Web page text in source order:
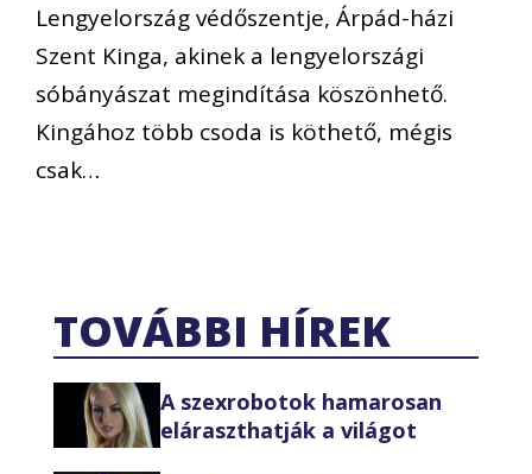
Lengyelország védőszentje, Árpád-házi
Szent Kinga, akinek a lengyelországi
sóbányászat megindítása köszönhető.
Kingához több csoda is köthető, mégis
csak…
TOVÁBBI HÍREK
A szexrobotok hamarosan
eláraszthatják a világot